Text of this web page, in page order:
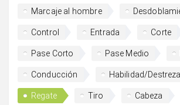
Marcaje al hombre
Control Entrada Corte
Pase Corto Pase Medio
Conducción Habilidad/Destreza
Regate Tiro Cabeza